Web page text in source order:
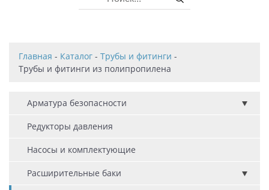
Главная - Каталог - Трубы и фитинги -
Трубы и фитинги из полипропилена
Арматура безопасности
Редукторы давления
Насосы и комплектующие
Расширительные баки